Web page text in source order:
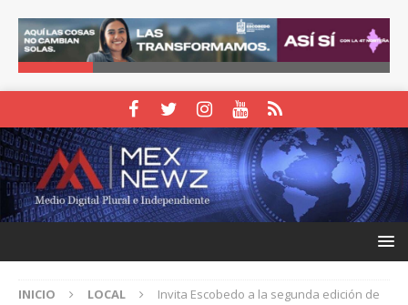
INICIO LOCAL
Invita Escobedo a la segunda edición de